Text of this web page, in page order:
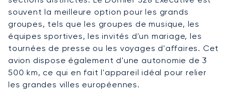
souvent la meilleure option pour les grands
groupes, tels que les groupes de musique, les
équipes sportives, les invités d'un mariage, les
tournées de presse ou les voyages d'affaires. Cet
avion dispose également d'une autonomie de 3
500 km, ce qui en fait l'appareil idéal pour relier
les grandes villes européennes.